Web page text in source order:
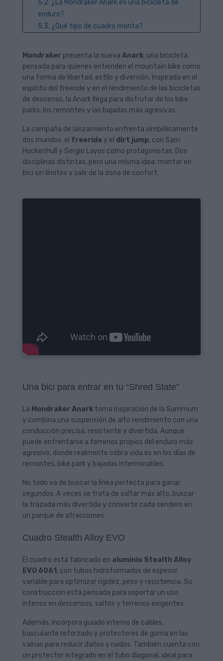
5.2. ¿La Mondraker Anark es una bicicleta de
enduro?
5.3. ¿Qué tipo de cuadro monta?
Mondraker?
Mondraker presenta la nueva Anark, una bicicleta
pensada para quienes entienden el mountain bike como
una forma de libertad, estilo y diversión. Inspirada en el
espíritu del freeride y en el rendimiento de las bicicletas
de descenso, la Anark llega para disfrutar de los bike
parks, los remontes y las bajadas más agresivas.
La campaña de lanzamiento enfrenta simbólicamente
dos mundos: el freeride y el dirt jump, con Sam
Hockenhull y Sergio Layos como protagonistas. Dos
disciplinas distintas, pero una misma idea: montar en
bici sin límites y salir de la zona de confort.
Una bici para entrar en tu “Shred State”
La Mondraker Anark toma inspiración de la Summum
y combina una suspensión de alto rendimiento con una
conducción precisa, resistente y divertida. Aunque
puede enfrentarse a terrenos propios del enduro más
agresivo, donde realmente cobra vida es en los días de
remontes, bike park y bajadas interminables.
No todo va de buscar la línea perfecta para ganar
segundos. A veces se trata de saltar más alto, buscar
la trazada más divertida y convertir cada sendero en
un parque de atracciones.
Cuadro Stealth Alloy EVO
El cuadro está fabricado en aluminio Stealth Alloy
EVO 6061 , con tubos hidroformados de espesor
variable para optimizar rigidez, peso y resistencia. Su
construcción está pensada para soportar un uso
intenso en descensos, saltos y terrenos exigentes.
Además, incorpora guiado interno de cables,
basculante reforzado y protectores de goma en las
vainas para reducir daños y ruidos. También cuenta con
un protector integrado en el tubo diagonal, ideal para